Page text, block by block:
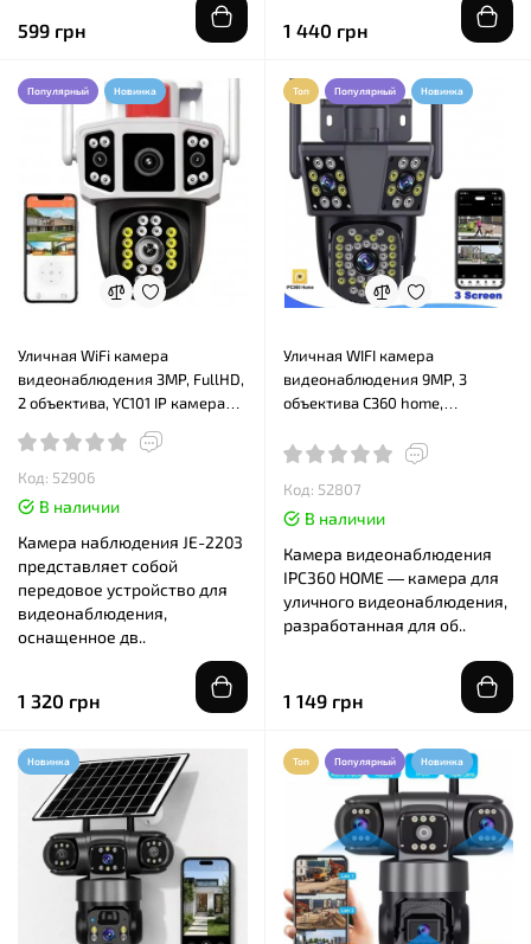
599 грн 1 440 грн
Популярный Новинка
Уличная WiFi камера
видеонаблюдения 3MP, FullHD,
2 объектива, YC101 IP камера
камера
Код: 52906
В наличии
Камера наблюдения JE-2203
представляет собой
передовое устройство для
видеонаблюдения,
оснащенное дв..
1 320 грн
Топ Популярный Новинка
Уличная WIFI камера
видеонаблюдения 9MP, 3
объектива C360 home,
Код: 52807
В наличии
Камера видеонаблюдения
IPC360 HOME — камера для
уличного видеонаблюдения,
разработанная для об..
1 149 грн
Новинка Топ Популярный Новинка